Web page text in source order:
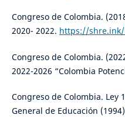
Congreso de Colombia.
2020- 2022. https://shre.ink/
Congreso de Colombia.
2022-2026 “Colombia
Congreso de Colombia. Ley
General de Educación